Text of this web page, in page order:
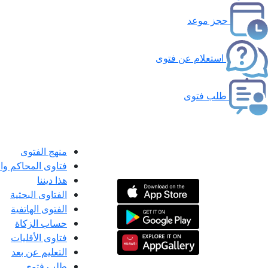
حجز موعد
استعلام عن فتوى
طلب فتوى
منهج الفتوى
فتاوى المحاكم
هذا ديننا
الفتاوى البحثية
الفتوى الهاتفية
حساب الزكاة
فتاوى الأقليات
التعليم عن بعد